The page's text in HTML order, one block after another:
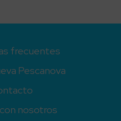
frecuentes
Pescanova
nosotros